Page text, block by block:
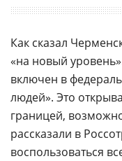
Как сказал
«на новый
включен в
людей». Это
границей,
рассказали в
воспользоваться